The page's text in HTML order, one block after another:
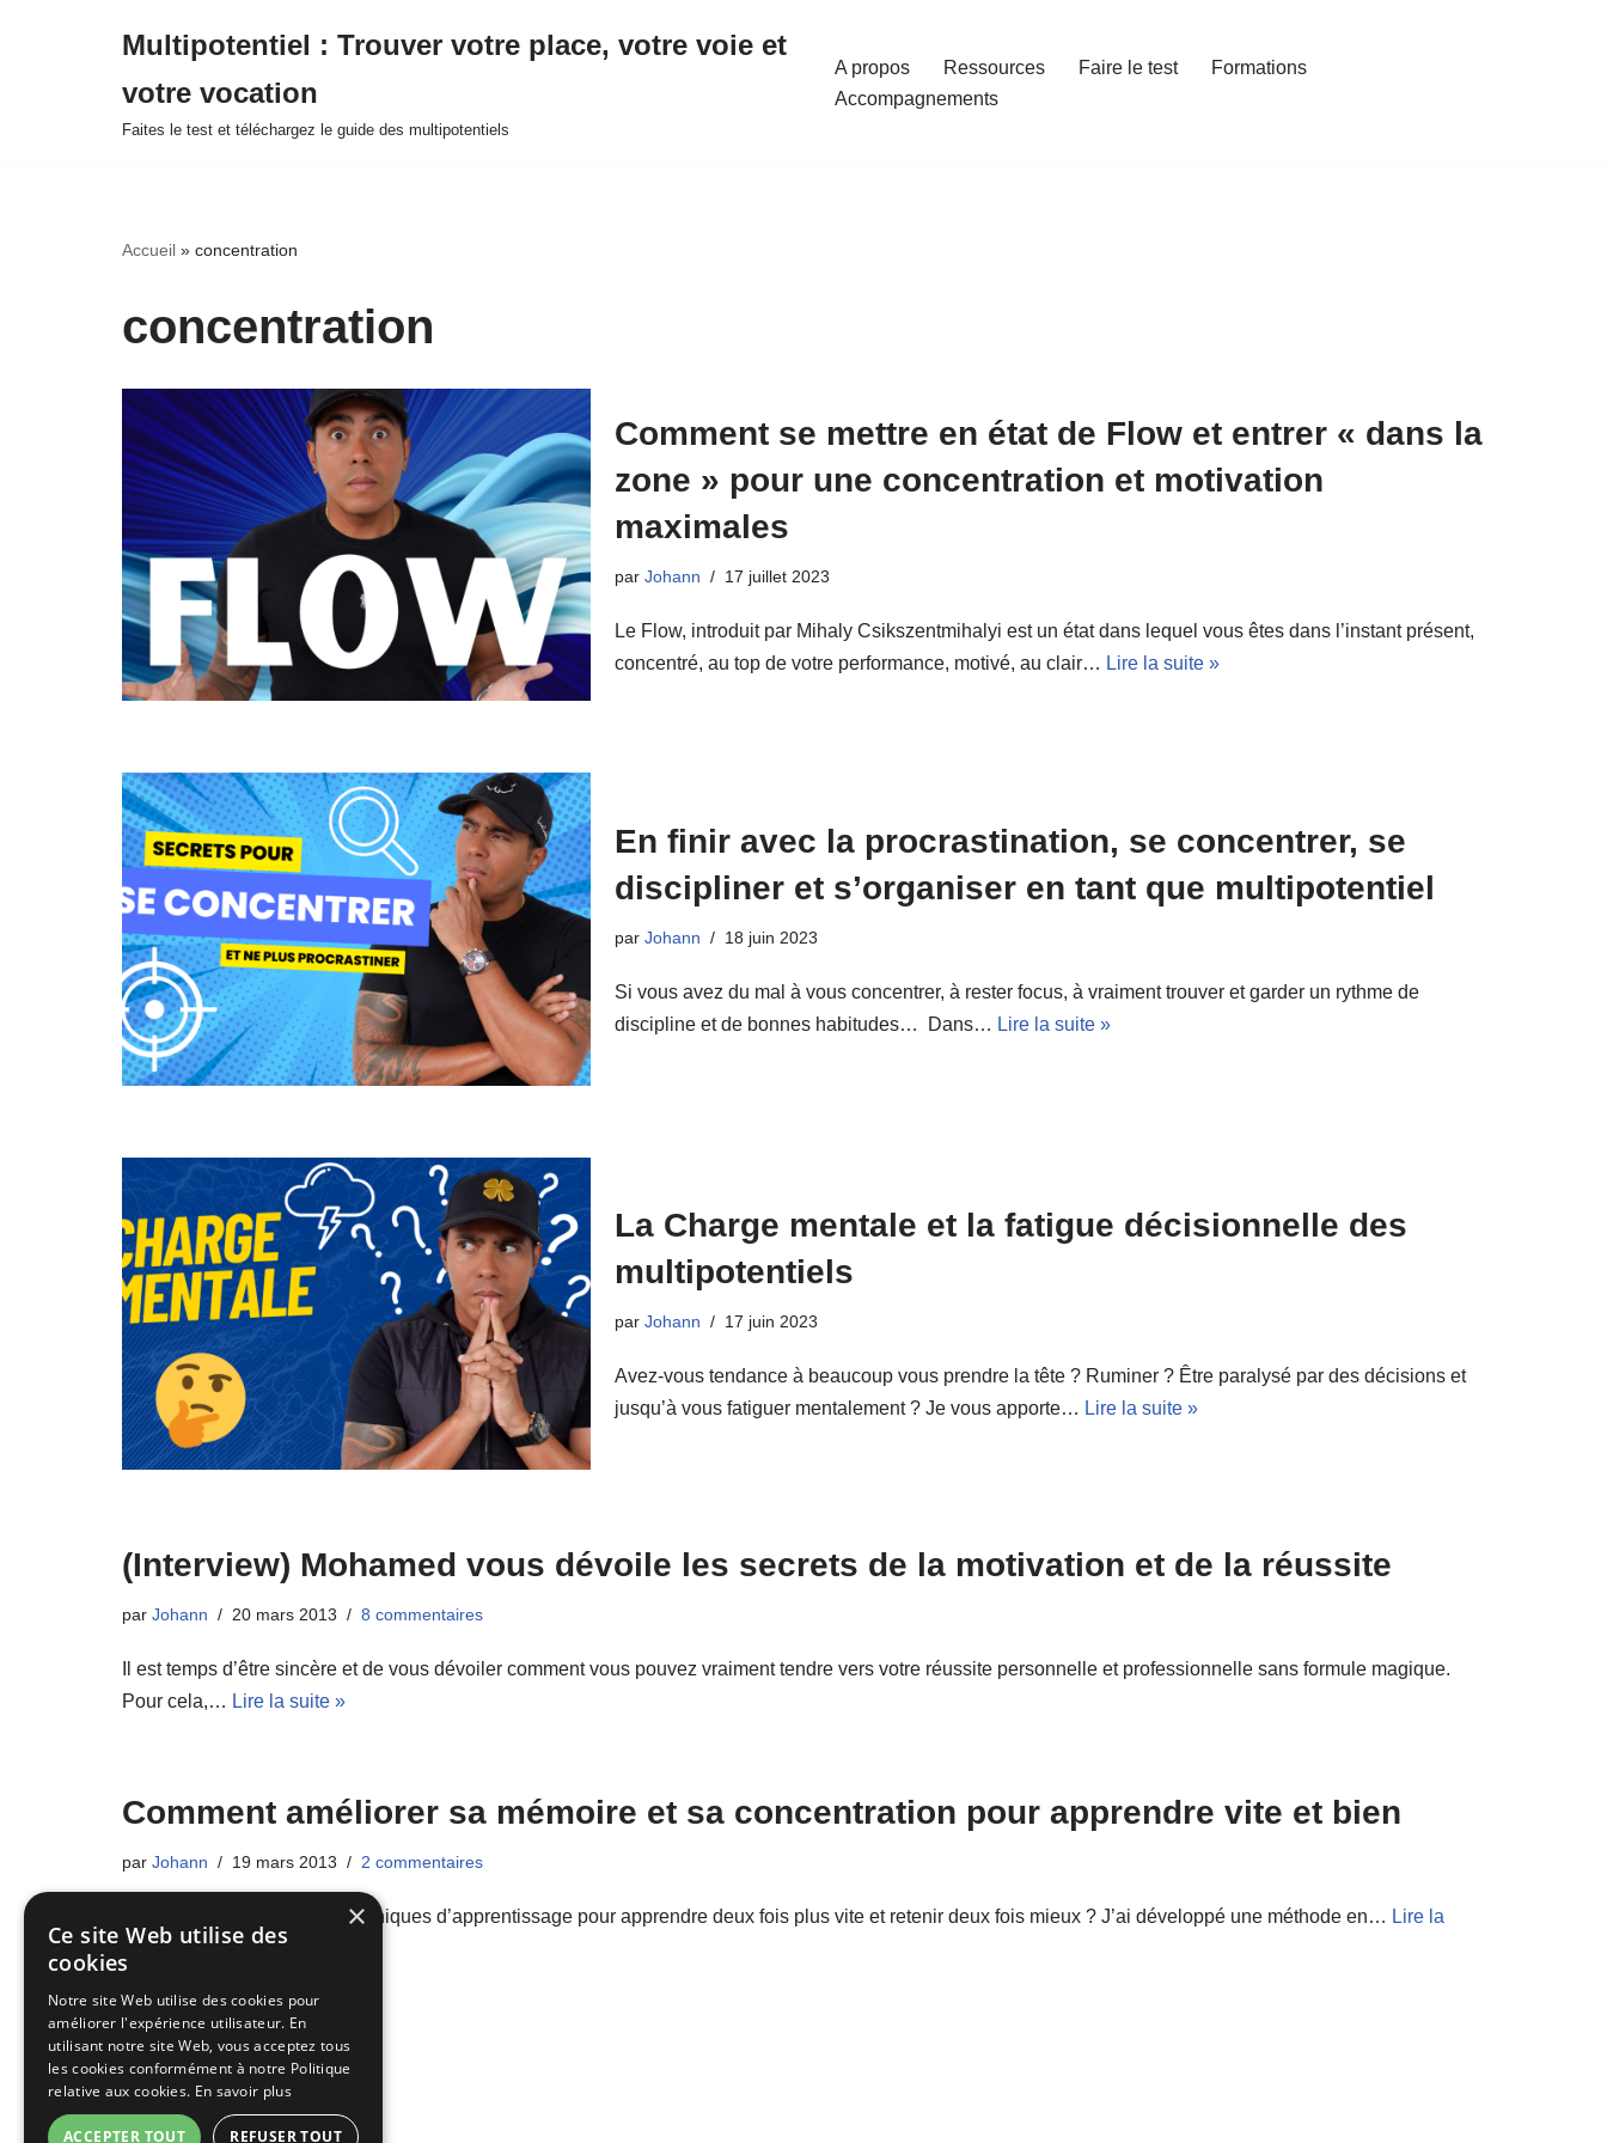
Multipotentiel : Trouver votre place, votre voie et
votre vocation
Faites le test et téléchargez le guide des multipotentiels
A propos Ressources Faire le test
Formations
Accompagnements
Accueil » concentration
concentration
Comment se mettre en état de Flow et entrer « dans la
zone » pour une concentration et motivation
maximales
par Johann 17 juillet 2023
Le Flow, introduit par Mihaly Csikszentmihalyi est un état dans lequel vous êtes dans l’instant présent,
concentré, au top de votre performance, motivé, au clair… Lire la suite »
En finir avec la procrastination, se concentrer, se
discipliner et s’organiser en tant que multipotentiel
par Johann 18 juin 2023
Si vous avez du mal à vous concentrer, à rester focus, à vraiment trouver et garder un rythme de
discipline et de bonnes habitudes… Dans… Lire la suite »
La Charge mentale et la fatigue décisionnelle des
multipotentiels
par Johann 17 juin 2023
Avez-vous tendance à beaucoup vous prendre la tête ? Ruminer ? Être paralysé par des décisions et
jusqu’à vous fatiguer mentalement ? Je vous apporte… Lire la suite »
(Interview) Mohamed vous dévoile les secrets de la motivation et de la réussite
par Johann 20 mars 2013 8 commentaires
Il est temps d’être sincère et de vous dévoiler comment vous pouvez vraiment tendre vers votre réussite personnelle et professionnelle sans formule magique.
Pour cela,… Lire la suite »
Comment améliorer sa mémoire et sa concentration pour apprendre vite et bien
par Johann 19 mars 2013 2 commentaires
Et si je vous donnais des techniques d’apprentissage pour apprendre deux fois plus vite et retenir deux fois mieux ? J’ai développé une méthode en… Lire la
suite »
×
Ce site Web utilise des
cookies
Notre site Web utilise des cookies pour
améliorer l'expérience utilisateur. En
utilisant notre site Web, vous acceptez tous
les cookies conformément à notre Politique
relative aux cookies. En savoir plus
ACCEPTER TOUT REFUSER TOUT